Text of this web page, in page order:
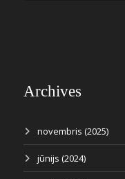
Archives
novembris (2025)
jūnijs (2024)